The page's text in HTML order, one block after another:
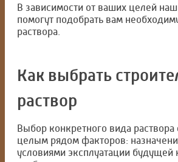
В зависимости от ваших целей
помогут подобрать вам
раствора.
Как выбрать
раствор
Выбор конкретного вида раствора
целым рядом факторов:
условиями эксплуатации будущей